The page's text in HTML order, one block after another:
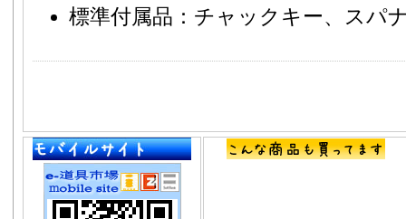
標準付属品：チャックキー、スパ